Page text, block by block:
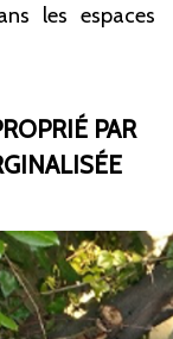
les espaces
PAR